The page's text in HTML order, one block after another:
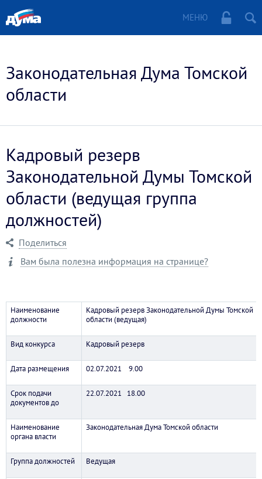
МЕНЮ
Законодательная Дума Томской
области
Кадровый резерв
Законодательной Думы Томской
области (ведущая группа
должностей)
Поделиться
Вам была полезна информация на странице?
Наименование
должности
Кадровый резерв Законодательной Думы Томской
области (ведущая)
Вид конкурса Кадровый резерв
Дата размещения 02.07.2021 9.00
Срок подачи
документов до
22.07.2021 18.00
Наименование
органа власти
Законодательная Дума Томской области
Группа должностей Ведущая